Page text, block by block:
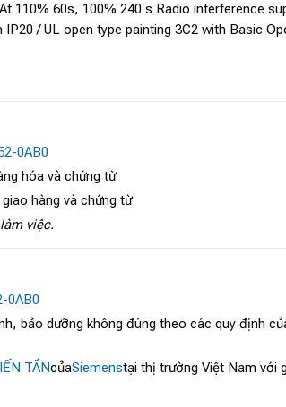
110% 60s, 100% 240 s Radio interference
/ UL open type painting 3C2 with Basic
0AB0
hóa và chứng từ
hàng và chứng từ
việc.
0AB0
bảo dưỡng không đúng theo các quy định
TẦNcủaSiemenstại thị trường Việt Nam với